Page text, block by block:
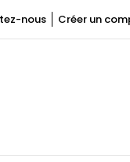
nous Créer un